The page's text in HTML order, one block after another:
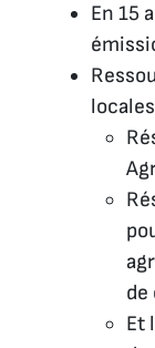
En 15
locales
de
Et